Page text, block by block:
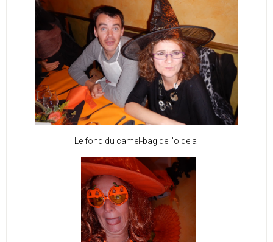
Le fond du camel-bag de l'o dela